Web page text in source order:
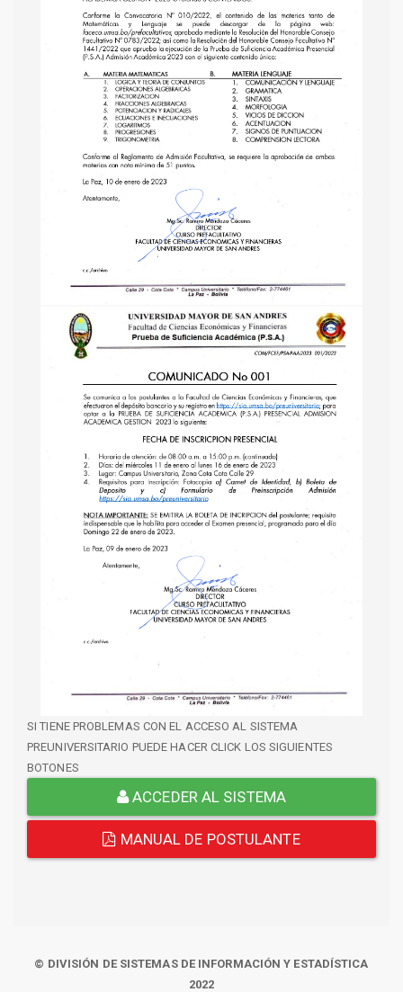
SI TIENE PROBLEMAS CON EL ACCESO AL SISTEMA
PREUNIVERSITARIO PUEDE HACER CLICK LOS SIGUIENTES
BOTONES
ACCEDER AL SISTEMA
MANUAL DE POSTULANTE
© DIVISIÓN DE SISTEMAS DE INFORMACIÓN Y ESTADÍSTICA
2022